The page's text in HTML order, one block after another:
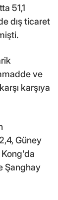
51,1
dış ticaret
ve
karşıya
Güney
Şanghay